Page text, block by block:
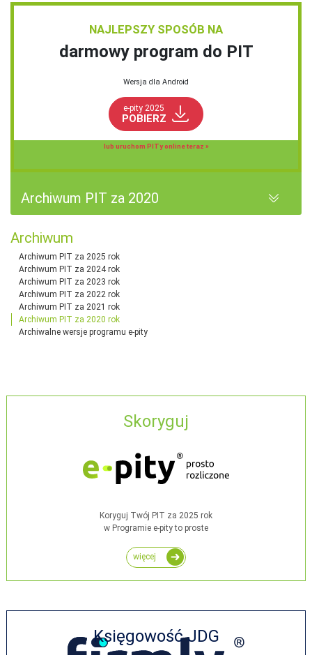
NAJLEPSZY SPOSÓB NA
darmowy program do PIT
Wersja dla Android
e-pity 2025
POBIERZ
lub uruchom PITy online teraz »
Archiwum PIT za 2020
Archiwum
Archiwum PIT za 2025 rok
Archiwum PIT za 2024 rok
Archiwum PIT za 2023 rok
Archiwum PIT za 2022 rok
Archiwum PIT za 2021 rok
Archiwum PIT za 2020 rok
Archiwalne wersje programu e-pity
Skoryguj
Koryguj Twój PIT za 2025 rok
w Programie e-pity to proste
więcej
Księgowość JDG